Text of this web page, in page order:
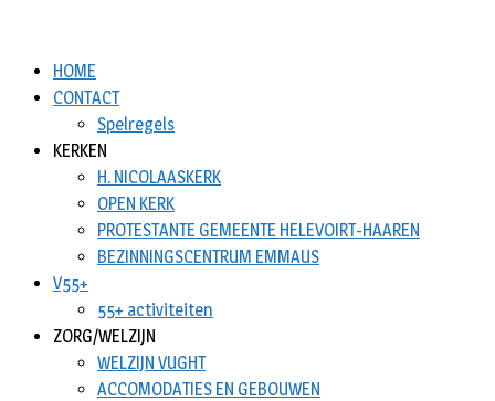
HOME
CONTACT
Spelregels
KERKEN
H. NICOLAASKERK
OPEN KERK
PROTESTANTE GEMEENTE HELEVOIRT-HAAREN
BEZINNINGSCENTRUM EMMAUS
V55+
55+ activiteiten
ZORG/WELZIJN
WELZIJN VUGHT
ACCOMODATIES EN GEBOUWEN